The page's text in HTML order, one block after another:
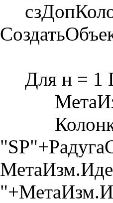
Для н = 1
МетаИзм